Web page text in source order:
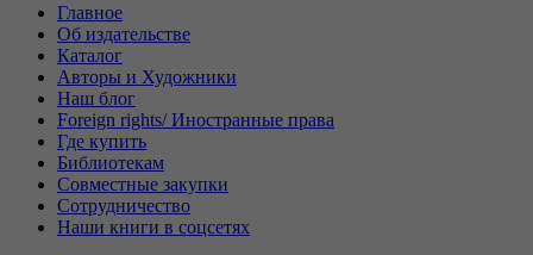
Главное
Об издательстве
Каталог
Авторы и Художники
Наш блог
Foreign rights/ Иностранные права
Где купить
Библиотекам
Совместные закупки
Сотрудничество
Наши книги в соцсетях